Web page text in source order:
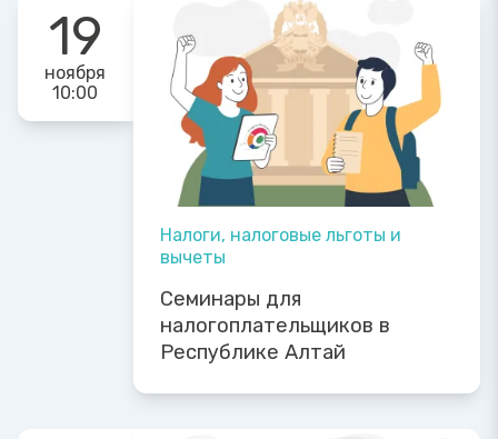
19
ноября
10:00
Налоги, налоговые льготы и
вычеты
Семинары для
налогоплательщиков в
Республике Алтай